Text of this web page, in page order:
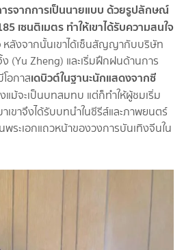
รจากการเป็นนายแบบ ด้วยรูปลักษณ์
เซนติเมตร ทำให้เขาได้รับความสนใจ
หลังจากนั้นเขาได้เซ็นสัญญากับบริษัท
(Yu Zheng) และเริ่มฝึกฝนด้านการ
อกาสเดบิวต์ในฐานะนักแสดงจากซี
แม้จะเป็นบทสมทบ แต่ก็ทำให้ผู้ชมเริ่ม
เขาจึงได้รับบทนำในซีรีส์และภาพยนตร์
พระเอกแถวหน้าของวงการบันเทิงจีนใน